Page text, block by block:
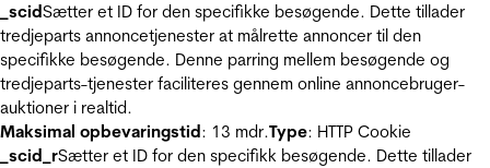
_scidSætter et ID for den specifikke besøgende. Dette tillader
tredjeparts annoncetjenester at målrette annoncer til den
specifikke besøgende. Denne parring mellem besøgende og
tredjeparts-tjenester faciliteres gennem online annoncebruger-
auktioner i realtid.
Maksimal opbevaringstid: 13 mdr.Type: HTTP Cookie
_scid_rSætter et ID for den specifikk besøgende. Dette tillader